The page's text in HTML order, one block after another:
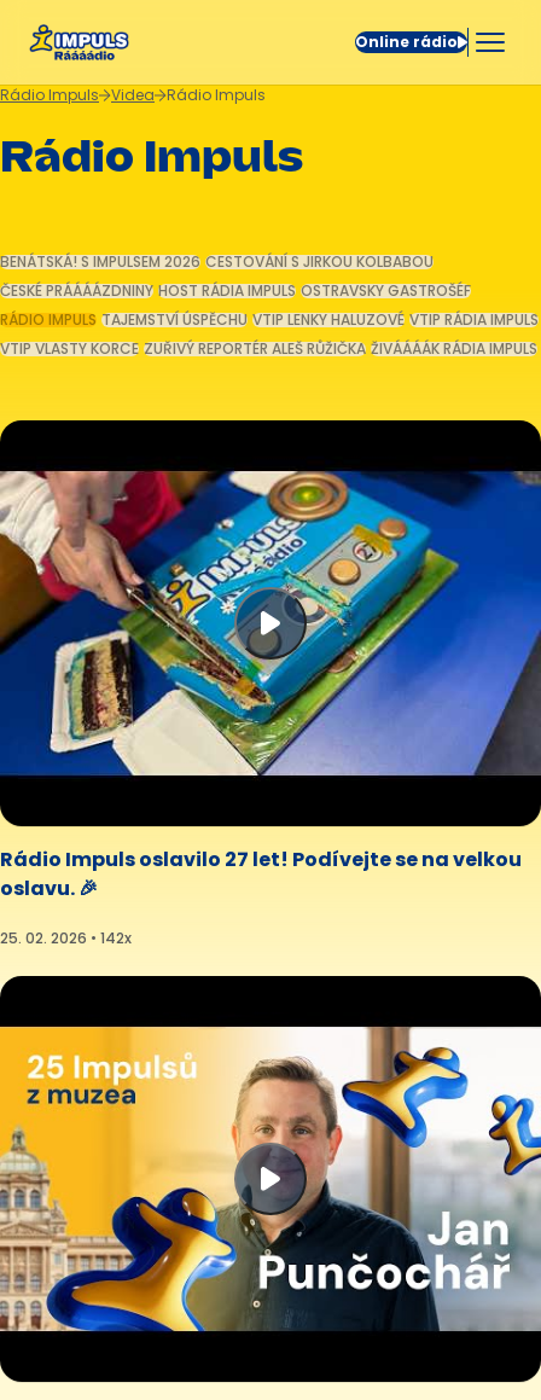
Online rádio
Rádio Impuls Videa Rádio Impuls
Rádio Impuls
BENÁTSKÁ! S IMPULSEM 2026 CESTOVÁNÍ S JIRKOU KOLBABOU
ČESKÉ PRÁÁÁÁZDNINY HOST RÁDIA IMPULS OSTRAVSKY GASTROŠÉF
RÁDIO IMPULS TAJEMSTVÍ ÚSPĚCHU VTIP LENKY HALUZOVÉ VTIP RÁDIA IMPULS
VTIP VLASTY KORCE ZUŘIVÝ REPORTÉR ALEŠ RŮŽIČKA ŽIVÁÁÁÁK RÁDIA IMPULS
Rádio Impuls oslavilo 27 let! Podívejte se na velkou
oslavu. 🎉
25. 02. 2026 • 142x